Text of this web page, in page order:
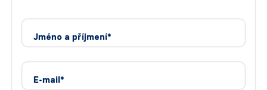
Jméno a příjmení*
E-mail*